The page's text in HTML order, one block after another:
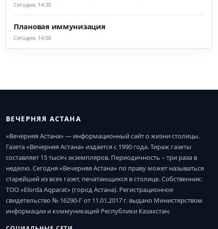
Сегодня, 14:30
Плановая иммунизация
Сегодня, 14:00
ВЕЧЕРНЯЯ АСТАНА
«Вечерняя Астана» — информационный сайт о жизни столицы.
Газета «Вечерняя Астана» издается с 1990 года. Тираж газеты
составляет 15 тысяч экземпляров. Периодичность – три раза в
неделю. Сегодня «Вечерняя Астана» по праву может называться
старейшей из всех газет, печатающихся в столице. Собственник:
ТОО «Elorda Aqparat» (город Астана). Регистрационное
свидетельство № 16290-Г от 11.01.2017 г. выдано Министерством
информации и коммуникаций Республики Казахстан.